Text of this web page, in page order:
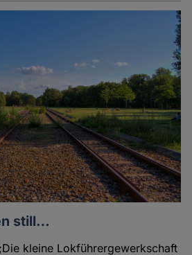
still…
kleine Lokführergewerkschaft